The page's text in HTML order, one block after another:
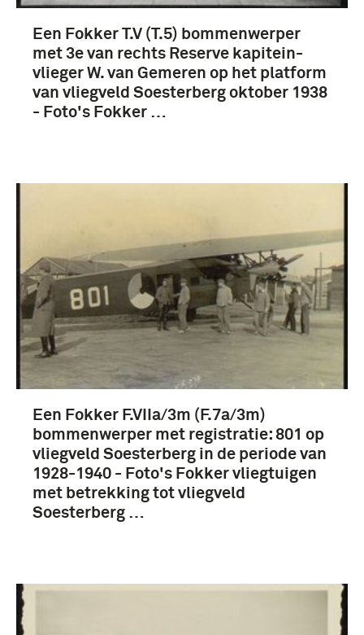
Een Fokker T.V (T.5) bommenwerper
met 3e van rechts Reserve kapitein-
vlieger W. van Gemeren op het platform
van vliegveld Soesterberg oktober 1938
- Foto's Fokker …
Een Fokker F.VIIa/3m (F.7a/3m)
bommenwerper met registratie: 801 op
vliegveld Soesterberg in de periode van
1928-1940 - Foto's Fokker vliegtuigen
met betrekking tot vliegveld
Soesterberg …